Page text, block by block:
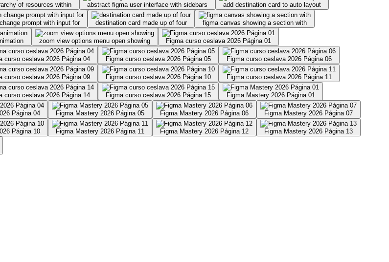
of resources within abstract figma user interface with sidebars add destination card to auto layout
prompt with input for destination card made up of four figma canvas showing a section with
zoom view options menu open showing Figma curso ceslava 2026 Página 01
curso ceslava 2026 Página 04 Figma curso ceslava 2026 Página 05 Figma curso ceslava 2026 Página 06
curso ceslava 2026 Página 09 Figma curso ceslava 2026 Página 10 Figma curso ceslava 2026 Página 11
curso ceslava 2026 Página 14 Figma curso ceslava 2026 Página 15 Figma Mastery 2026 Página 01
Página 04 Figma Mastery 2026 Página 05 Figma Mastery 2026 Página 06 Figma Mastery 2026 Página 07
Página 10 Figma Mastery 2026 Página 11 Figma Mastery 2026 Página 12 Figma Mastery 2026 Página 13